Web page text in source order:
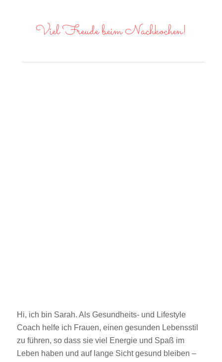
Viel Freude beim Nachkochen!
Hi, ich bin Sarah. Als Gesundheits- und Lifestyle
Coach helfe ich Frauen, einen gesunden Lebensstil
zu führen, so dass sie viel Energie und Spaß im
Leben haben und auf lange Sicht gesund bleiben –